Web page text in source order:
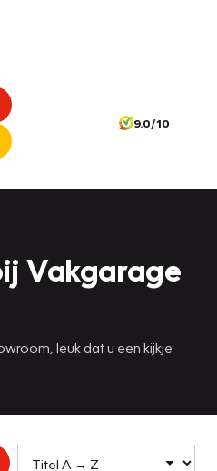
9.0/10
Vakgarage
leuk dat u een kijkje